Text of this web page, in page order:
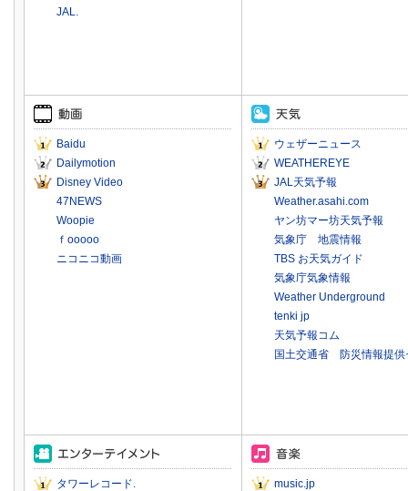
JAL.
Baidu
Dailymotion
Disney Video
47NEWS
Woopie
ｆooooo
ニコニコ動画
ウェザーニュース
WEATHEREYE
JAL天気予報
Weather.asahi.com
ヤン坊マー坊天気予報
気象庁 地震情報
TBS お天気ガイド
気象庁気象情報
Weather Underground
tenki jp
天気予報コム
国土交通省 防災情報提供
タワーレコード.
music.jp